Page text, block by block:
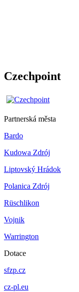
Czechpoint
Partnerská města
Bardo
Kudowa Zdrój
Liptovský Hrádok
Polanica Zdrój
Rüschlikon
Vojnik
Warrington
Dotace
sfzp.cz
cz-pl.eu